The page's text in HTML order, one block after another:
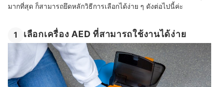
มากที่สุด ก็สามารถยึดหลักวิธีการเลือกได้ง่าย ๆ ดังต่อไปนี้ค่ะ
1 เลือกเครื่อง AED ที่สามารถใช้งานได้ง่าย